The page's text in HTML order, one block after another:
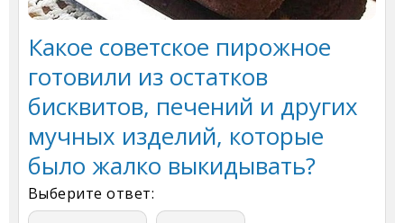
Какое советское пирожное
готовили из остатков
бисквитов, печений и других
мучных изделий, которые
было жалко выкидывать?
Выберите ответ: